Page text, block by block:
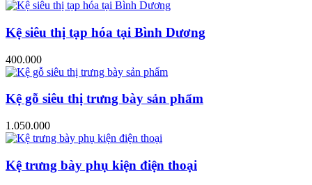
Kệ siêu thị tạp hóa tại Bình Dương
400.000
Kệ gỗ siêu thị trưng bày sản phẩm
1.050.000
Kệ trưng bày phụ kiện điện thoại